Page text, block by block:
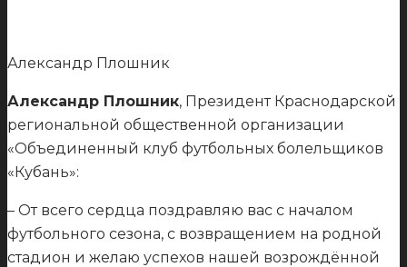
Александр Плошник
Александр Плошник, Президент Краснодарской
региональной общественной организации
«Объединенный клуб футбольных болельщиков
«Кубань»:
– От всего сердца поздравляю вас с началом
футбольного сезона, с возвращением на родной
стадион и желаю успехов нашей возрождённой